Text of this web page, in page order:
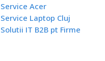
Service Acer
Service Laptop Cluj
Solutii IT B2B pt Firme